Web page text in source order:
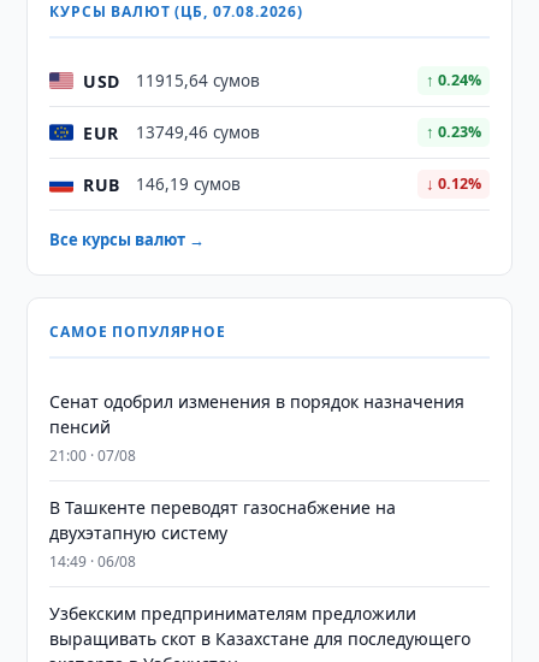
КУРСЫ ВАЛЮТ (ЦБ, 07.08.2026)
USD 11915,64 сумов ↑ 0.24%
EUR 13749,46 сумов ↑ 0.23%
RUB 146,19 сумов ↓ 0.12%
Все курсы валют →
САМОЕ ПОПУЛЯРНОЕ
Сенат одобрил изменения в порядок назначения
пенсий
21:00 · 07/08
В Ташкенте переводят газоснабжение на
двухэтапную систему
14:49 · 06/08
Узбекским предпринимателям предложили
выращивать скот в Казахстане для последующего